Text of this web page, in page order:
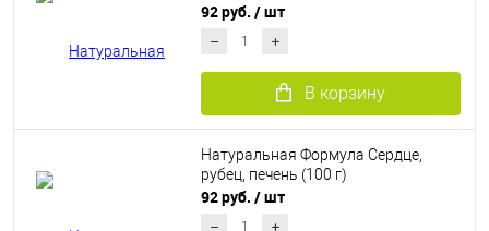
92 руб. / шт
В корзину
Натуральная Формула Сердце,
рубец, печень (100 г)
92 руб. / шт